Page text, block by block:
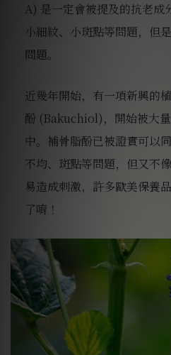
A) 是一定會被提及的抗老成
小細紋、小斑點等問題，但
問題。
近幾年開始，有一項新興的
酚 (Bakuchiol)，開始被大
中。補骨脂酚已被證實可以
不均、斑點等問題，但又不
易造成刺激，許多歐美保養
了唷！